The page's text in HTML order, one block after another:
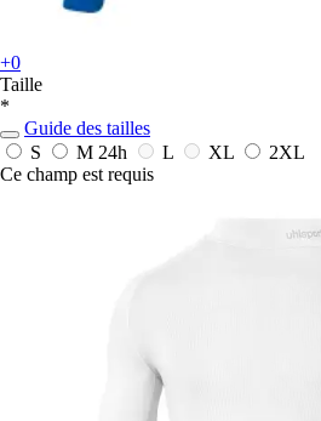
+0
Taille
*
Guide des tailles
S
M 24h L XL
2XL
Ce champ est requis